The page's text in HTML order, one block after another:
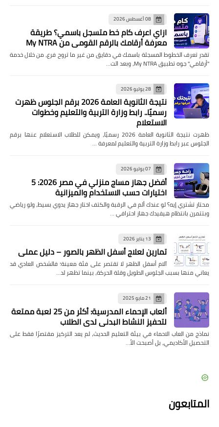
08 أغسطس 2026
ازاي اعرف كام خط متسجل باسمي؟ طريقة
معرفة أرقامك بالرقم القومي من My NTRA
تقدر تعرف الخطوط المسجلة باسمك في دقايق من غير ما تروح فرع، من خلال خدمة
"أرقامي" جوه تطبيق My NTRA، وبعد الت…
28 يوليو 2026
نتيجة الثانوية العامة 2026 برقم الجلوس ظهرت
رسميًا.. رابط وزارة التربية والتعليم وخطوات
الاستعلام
ظهرت نتيجة الثانوية العامة 2026 رسميًا، ويمكن للطلاب الاستعلام عنها برقم
الجلوس عبر رابط وزارة التربية والتعليم لمعرفة …
07 يوليو 2026
أفضل جهاز مساج منزلي في مصر 2026: 5
اختيارات حسب الاستخدام والميزانية
محتار تشتري إيه؟ لو عندك ألم في الرقبة والكتف اختار جهاز يدوي بسيط، ولو رياضي
وبتتمرن بانتظام هيفيدك جهاز احترافي …
13 يناير 2026
تمارين لعلاج أسفل الظهر بالصور – دليل عملي
آلام أسفل الظهر لا تقتصر على فئة معينة؛ فالشخص العادي قد
يعاني منها بسبب الجلوس الطويل وقلة الحركة، بينما تظهر لد…
21 مايو 2025
ألعاب الإحماء المدرسية: أكثر من 25 لعبة ممتعة
لتحفيز النشاط البدني لدى الطلاب
نماذج من العاب الاحماء في بيئة التعليم الحديث، لم يعد التركيز مقتصرًا فقط على
التحصيل الأكاديمي، بل أصبحت الأ…
المتابعون